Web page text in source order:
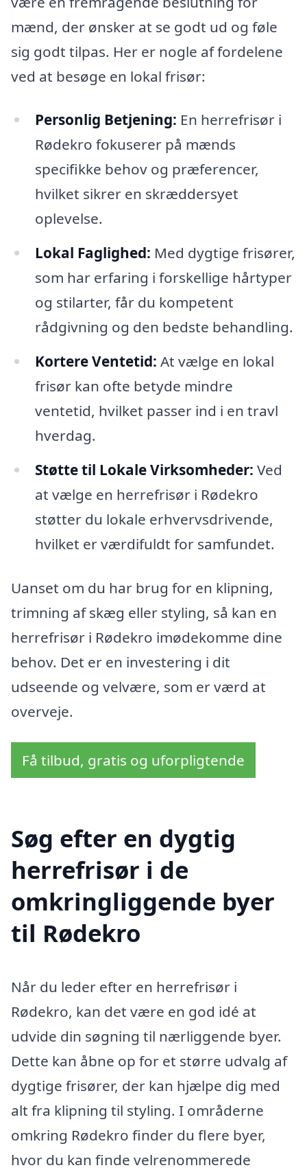
mænd, der ønsker at se godt ud og føle
sig godt tilpas. Her er nogle af fordelene
ved at besøge en lokal frisør:
Personlig Betjening: En herrefrisør i
Rødekro fokuserer på mænds
specifikke behov og præferencer,
hvilket sikrer en skræddersyet
oplevelse.
Lokal Faglighed: Med dygtige frisører,
som har erfaring i forskellige hårtyper
og stilarter, får du kompetent
rådgivning og den bedste behandling.
Kortere Ventetid: At vælge en lokal
frisør kan ofte betyde mindre
ventetid, hvilket passer ind i en travl
hverdag.
Støtte til Lokale Virksomheder: Ved
at vælge en herrefrisør i Rødekro
støtter du lokale erhvervsdrivende,
hvilket er værdifuldt for samfundet.
Uanset om du har brug for en klipning,
trimning af skæg eller styling, så kan en
herrefrisør i Rødekro imødekomme dine
behov. Det er en investering i dit
udseende og velvære, som er værd at
overveje.
Få tilbud, gratis og uforpligtende
Søg efter en dygtig
herrefrisør i de
omkringliggende byer
til Rødekro
Når du leder efter en herrefrisør i
Rødekro, kan det være en god idé at
udvide din søgning til nærliggende byer.
Dette kan åbne op for et større udvalg af
dygtige frisører, der kan hjælpe dig med
alt fra klipning til styling. I områderne
omkring Rødekro finder du flere byer,
hvor du kan finde velrenommerede